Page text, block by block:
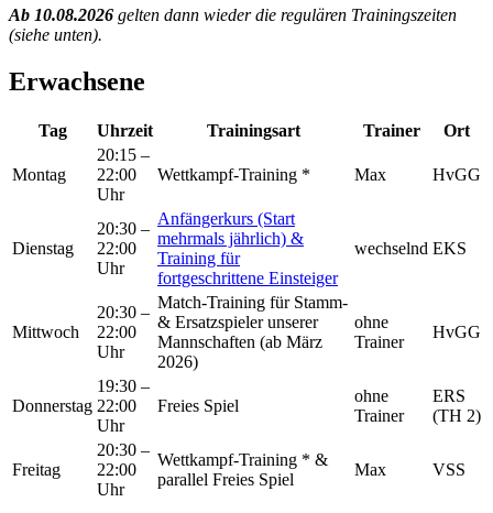
Ab 10.08.2026 gelten dann wieder die regulären Trainingszeiten
(siehe unten).
Erwachsene
Tag Uhrzeit Trainingsart Trainer Ort
Montag
20:15 –
22:00
Uhr
Wettkampf-Training * Max HvGG
Dienstag
20:30 –
22:00
Uhr
Anfängerkurs (Start
mehrmals jährlich) &
Training für
fortgeschrittene Einsteiger
wechselnd EKS
Mittwoch
20:30 –
22:00
Uhr
Match-Training für Stamm-
& Ersatzspieler unserer
Mannschaften (ab März
2026)
ohne
Trainer
HvGG
Donnerstag
19:30 –
22:00
Uhr
Freies Spiel
ohne
Trainer
ERS
(TH 2)
Freitag
20:30 –
22:00
Uhr
Wettkampf-Training * &
parallel Freies Spiel
Max VSS